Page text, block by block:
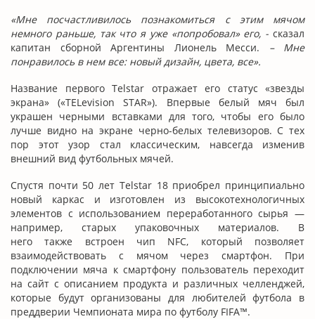
«Мне посчастливилось познакомиться с этим мячом
немного раньше, так что я уже «попробовал» его, - сказал
капитан сборной Аргентины Лионель Месси. – Мне
понравилось в нем все: новый дизайн, цвета, все».
Название первого Telstar отражает его статус «звезды
экрана» («TELevision STAR»). Впервые белый мяч был
украшен черными вставками для того, чтобы его было
лучше видно на экране черно-белых телевизоров. С тех
пор этот узор стал классическим, навсегда изменив
внешний вид футбольных мячей.
Спустя почти 50 лет Telstar 18 приобрел принципиально
новый каркас и изготовлен из высокотехнологичных
элементов с использованием переработанного сырья —
например, старых упаковочных материалов. В
него также встроен чип NFC, который позволяет
взаимодействовать с мячом через смартфон. При
подключении мяча к смартфону пользователь переходит
на сайт с описанием продукта и различных челленджей,
которые будут организованы для любителей футбола в
преддверии Чемпионата мира по футболу FIFA™.